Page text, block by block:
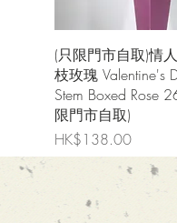
快速瀏覽
(只限門市自取)情
枝玫瑰 Valentine's
Stem Boxed Rose
限門市自取)
價格
HK$138.00